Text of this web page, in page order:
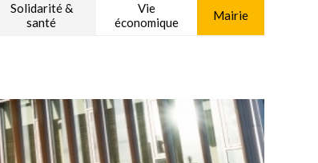
Solidarité &
santé
Vie
économique
Mairie